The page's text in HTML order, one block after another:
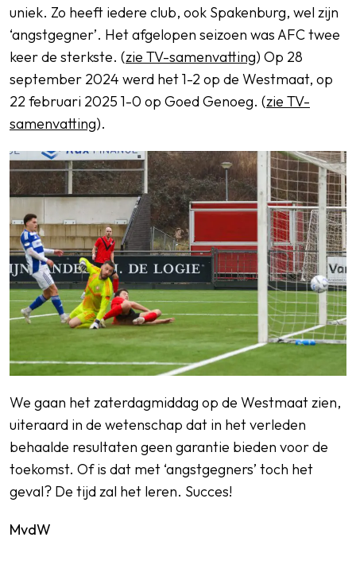
uniek. Zo heeft iedere club, ook Spakenburg, wel zijn
‘angstgegner’. Het afgelopen seizoen was AFC twee
keer de sterkste. (zie TV-samenvatting) Op 28
september 2024 werd het 1-2 op de Westmaat, op
22 februari 2025 1-0 op Goed Genoeg. (zie TV-
samenvatting).
We gaan het zaterdagmiddag op de Westmaat zien,
uiteraard in de wetenschap dat in het verleden
behaalde resultaten geen garantie bieden voor de
toekomst. Of is dat met ‘angstgegners’ toch het
geval? De tijd zal het leren. Succes!
MvdW